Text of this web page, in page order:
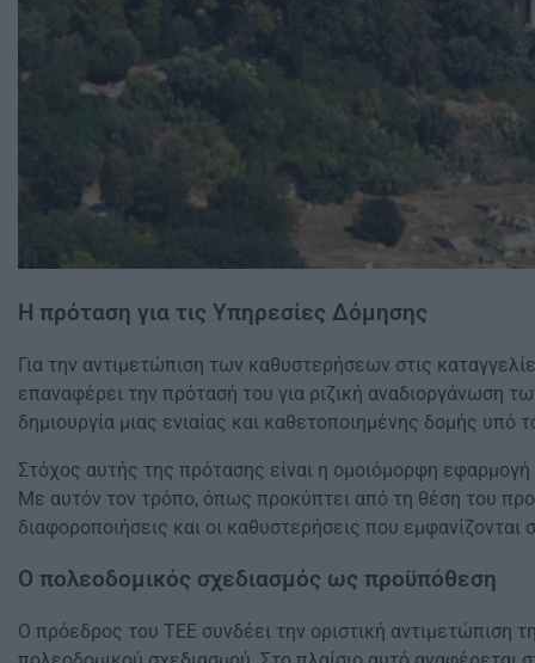
Η πρόταση για τις Υπηρεσίες Δόμησης
Για την αντιμετώπιση των καθυστερήσεων στις
επαναφέρει την πρότασή του για ριζική αναδιοργάνωση
δημιουργία μιας ενιαίας και καθετοποιημένης δομής υπό
Στόχος αυτής της πρότασης είναι η ομοιόμορφη
Με αυτόν τον τρόπο, όπως προκύπτει από τη θέση του
διαφοροποιήσεις και οι καθυστερήσεις που εμφανίζονται
Ο πολεοδομικός σχεδιασμός ως προϋπόθεση
Ο πρόεδρος του ΤΕΕ συνδέει την οριστική αντιμετώπιση